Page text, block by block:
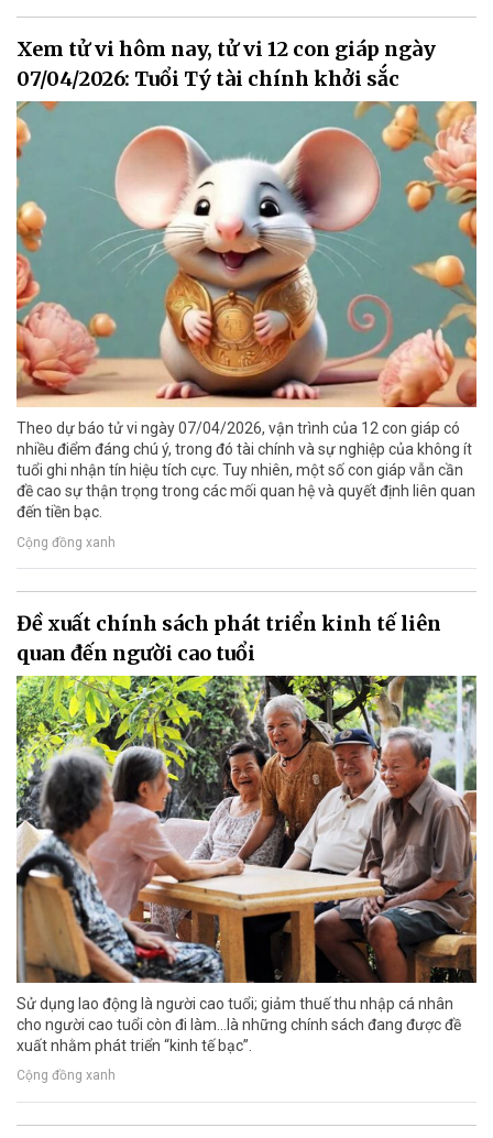
Xem tử vi hôm nay, tử vi 12 con giáp ngày
07/04/2026: Tuổi Tý tài chính khởi sắc
Theo dự báo tử vi ngày 07/04/2026, vận trình của 12 con giáp có
nhiều điểm đáng chú ý, trong đó tài chính và sự nghiệp của không ít
tuổi ghi nhận tín hiệu tích cực. Tuy nhiên, một số con giáp vẫn cần
đề cao sự thận trọng trong các mối quan hệ và quyết định liên quan
đến tiền bạc.
Cộng đồng xanh
Đề xuất chính sách phát triển kinh tế liên
quan đến người cao tuổi
Sử dụng lao động là người cao tuổi; giảm thuế thu nhập cá nhân
cho người cao tuổi còn đi làm…là những chính sách đang được đề
xuất nhằm phát triển “kinh tế bạc”.
Cộng đồng xanh